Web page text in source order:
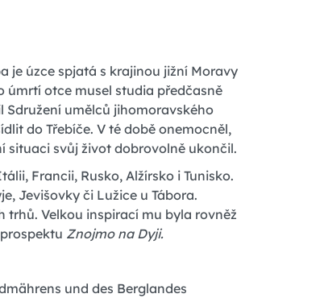
je úzce spjatá s krajinou jižní Moravy
úmrtí otce musel studia předčasně
Sdružení umělců jihomoravského
do Třebíče. V té době onemocněl,
situaci svůj život dobrovolně ukončil.
Francii, Rusko, Alžírsko i Tunisko.
Jevišovky či Lužice u Tábora.
Velkou inspirací mu byla rovněž
Znojmo na Dyji.
und des Berglandes